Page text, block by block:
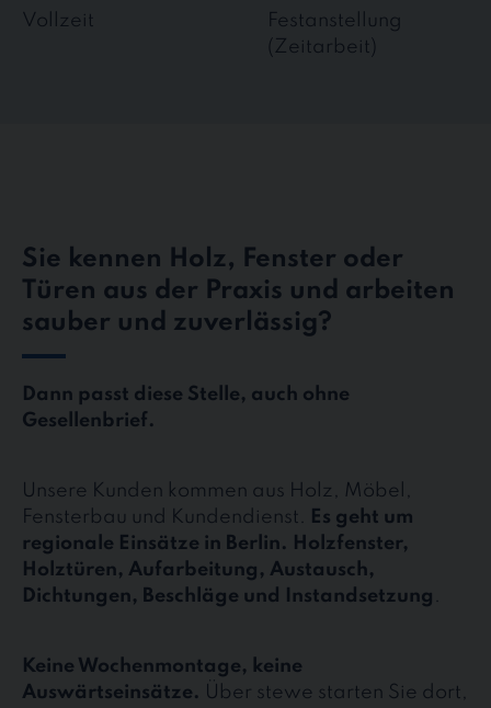
Vollzeit
Festanstellung
(Zeitarbeit)
Sie kennen Holz, Fenster oder
Türen aus der Praxis und arbeiten
sauber und zuverlässig?
Dann passt diese Stelle, auch ohne
Gesellenbrief.
Unsere Kunden kommen aus Holz, Möbel,
Fensterbau und Kundendienst.
Es geht um
regionale Einsätze in Berlin. Holzfenster,
Holztüren, Aufarbeitung, Austausch,
Dichtungen, Beschläge und Instandsetzung .
Keine Wochenmontage, keine
Auswärtseinsätze. Über stewe starten Sie dort,